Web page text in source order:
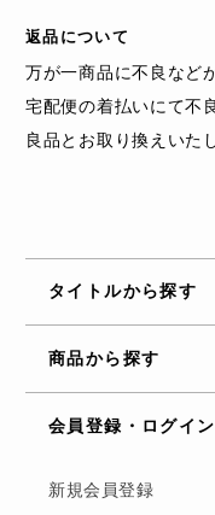
返品について
万が一商品に不良など
宅配便の着払いにて不
良品とお取り換えいた
タイトルから探す
商品から探す
会員登録・ログイン
新規会員登録